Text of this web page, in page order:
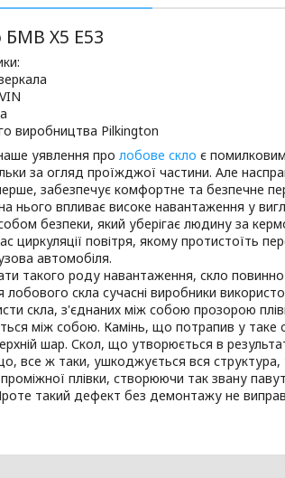
БМВ Х5 Е53
виробництва Pilkington
уявлення про лобове скло є
за огляд проїжджої частини. Але
забезпечує комфортне та безпечне
нього впливає високе навантаження у
безпеки, який уберігає людину за
циркуляції повітря, якому протистоїть
автомобіля.
такого роду навантаження, скло повинно
лобового скла сучасні виробники
скла, з'єднаних між собою прозорою
між собою. Камінь, що потрапив у таке
шар. Скол, що утворюється в
все ж таки, ушкоджується вся
проміжної плівки, створюючи так звану
такий дефект без демонтажу не